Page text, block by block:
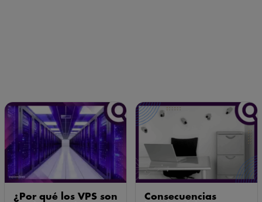
¿Por qué los VPS son
Consecuencias